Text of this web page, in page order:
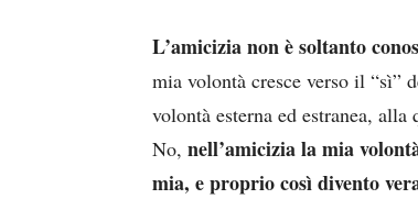
L’amicizia non è soltanto
mia volontà cresce verso il “sì”
volontà esterna ed estranea,
No, nell’amicizia la mia
mia, e proprio così divento